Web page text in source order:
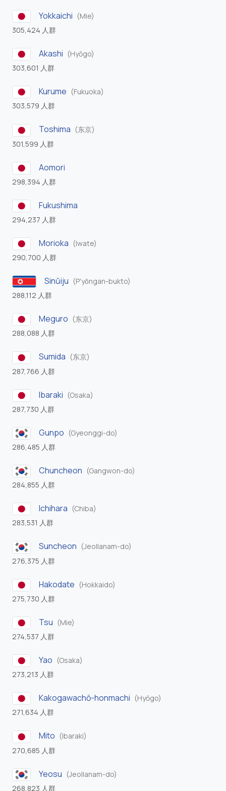
Yokkaichi (Mie)
305,424 人群
Akashi (Hyōgo)
303,601 人群
Kurume (Fukuoka)
303,579 人群
Toshima (东京)
301,599 人群
Aomori
298,394 人群
Fukushima
294,237 人群
Morioka (Iwate)
290,700 人群
Sinŭiju (P'yŏngan-bukto)
288,112 人群
Meguro (东京)
288,088 人群
Sumida (东京)
287,766 人群
Ibaraki (Osaka)
287,730 人群
Gunpo (Gyeonggi-do)
286,485 人群
Chuncheon (Gangwon-do)
284,855 人群
Ichihara (Chiba)
283,531 人群
Suncheon (Jeollanam-do)
276,375 人群
Hakodate (Hokkaido)
275,730 人群
Tsu (Mie)
274,537 人群
Yao (Osaka)
273,213 人群
Kakogawachō-honmachi (Hyōgo)
271,634 人群
Mito (Ibaraki)
270,685 人群
Yeosu (Jeollanam-do)
268,823 人群